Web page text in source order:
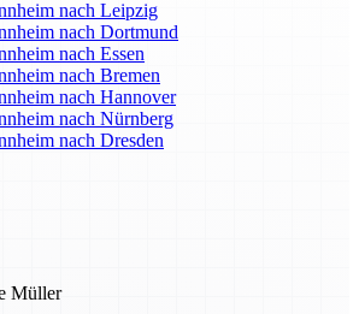
nach Leipzig
nach Dortmund
nach Essen
nach Bremen
nach Hannover
nach Nürnberg
nach Dresden
Müller